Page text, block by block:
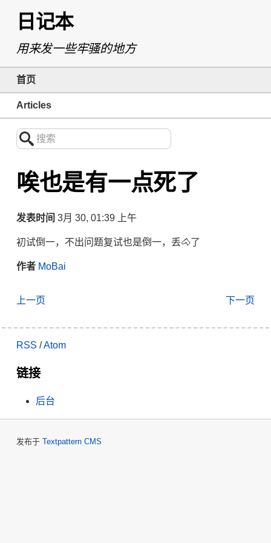
日记本
用来发一些牢骚的地方
首页
Articles
搜索
唉也是有一点死了
发表时间 3月 30, 01:39 上午
初试倒一，不出问题复试也是倒一，丢🐴了
作者 MoBai
上一页 下一页
RSS /Atom
链接
后台
发布于 Textpattern CMS